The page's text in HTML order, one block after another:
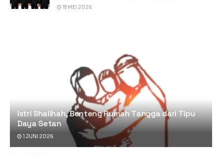
18 MEI 2026
Istri Shalihah, Benteng Rumah Tangga dari Tipu
Daya Setan
1 JUNI 2026